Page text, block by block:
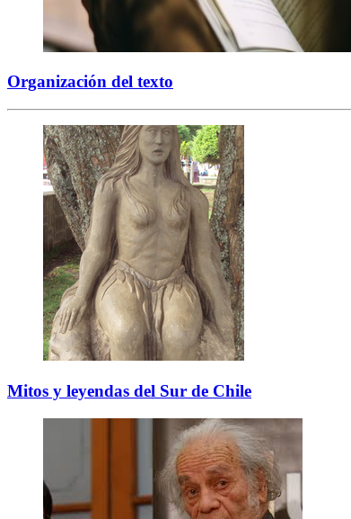
Organización del texto
Mitos y leyendas del Sur de Chile